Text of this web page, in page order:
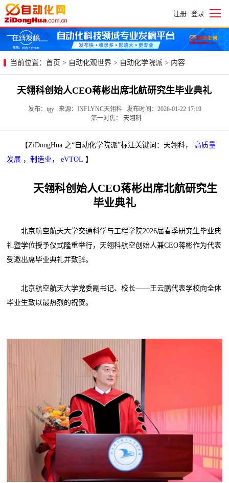
注册 | 登录
当前位置： 首页 > 自动化观世界 > 自动化学院派 > 内容
天翎科创始人CEO蒋彬出席北航研究生毕业典礼
发布：tgy 来源：INFLYNC天翎科 发布时间：2026-01-22 17:19
第一对焦： 天翎科
【ZiDongHua 之“自动化学院派”标注关键词：天翎科， 高质量
发展 ，制造业 ，eVTOL 】
天翎科创始人CEO蒋彬出席北航研究生
毕业典礼
北京航空航天大学交通科学与工程学院2026届春季研究生毕业典
礼暨学位授予仪式隆重举行，天翎科航空创始人兼CEO蒋彬作为代表
受邀出席毕业典礼并致辞。
北京航空航天大学党委副书记、校长——王云鹏代表学校向全体
毕业生致以最热烈的祝贺。